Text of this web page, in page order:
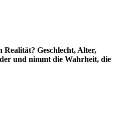
Geschlecht, Alter,
und nimmt die Wahrheit, die